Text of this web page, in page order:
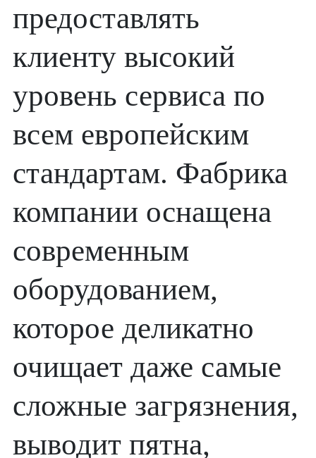
предоставлять
клиенту высокий
уровень сервиса по
всем европейским
стандартам. Фабрика
компании оснащена
современным
оборудованием,
которое деликатно
очищает даже самые
сложные загрязнения,
выводит пятна,